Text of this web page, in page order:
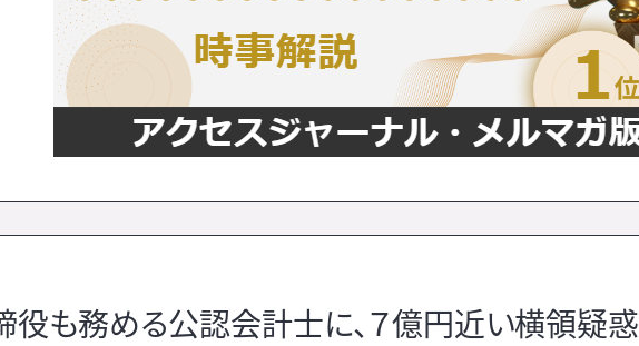
役も務める公認会計士に、７億円近い横領疑惑